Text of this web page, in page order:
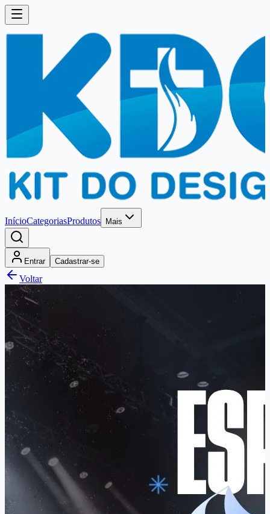
InícioCategoriasProdutos Mais
Entrar Cadastrar-se
Voltar